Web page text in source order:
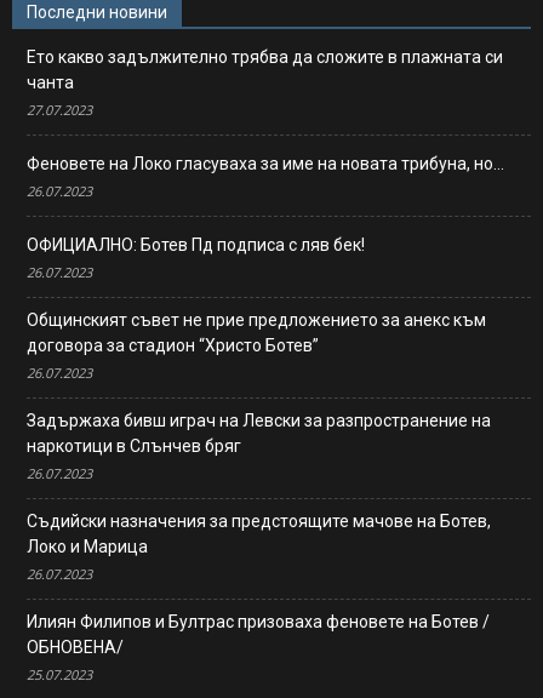
Последни новини
Ето какво задължително трябва да сложите в плажната си
чанта
27.07.2023
Феновете на Локо гласуваха за име на новата трибуна, но…
26.07.2023
ОФИЦИАЛНО: Ботев Пд подписа с ляв бек!
26.07.2023
Общинският съвет не прие предложението за анекс към
договора за стадион “Христо Ботев”
26.07.2023
Задържаха бивш играч на Левски за разпространение на
наркотици в Слънчев бряг
26.07.2023
Съдийски назначения за предстоящите мачове на Ботев,
Локо и Марица
26.07.2023
Илиян Филипов и Бултрас призоваха феновете на Ботев /
ОБНОВЕНА/
25.07.2023